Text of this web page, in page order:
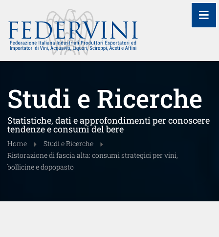
Studi e Ricerche
Statistiche, dati e approfondimenti per conoscere
tendenze e consumi del bere
Home
Studi e Ricerche
Ristorazione di fascia alta: consumi strategici per vini,
bollicine e dopopasto
≡